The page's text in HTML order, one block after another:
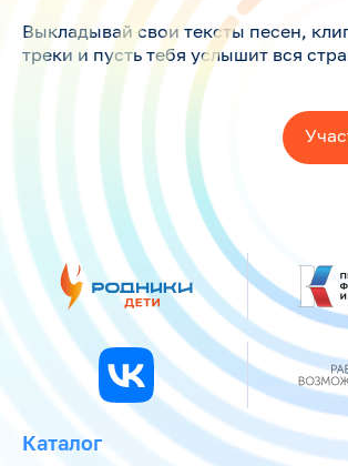
Выкладывай свои тексты песен,
треки и пусть тебя услышит вся
Каталог